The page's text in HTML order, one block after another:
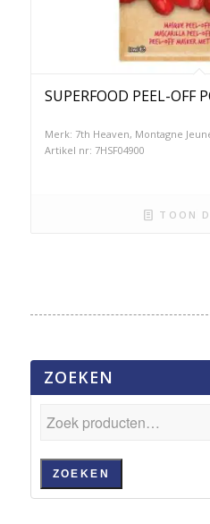
SUPERFOOD PEEL-OFF
Merk: 7th Heaven, Montagne
Artikel nr: 7HSF04900
TOON
ZOEKEN
ZOEKEN